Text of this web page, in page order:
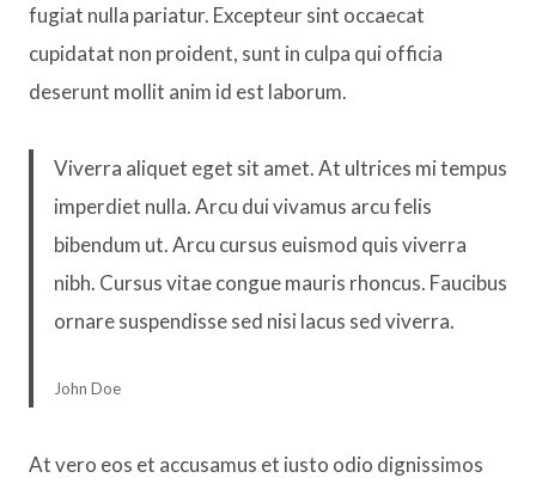
fugiat nulla pariatur. Excepteur sint occaecat
cupidatat non proident, sunt in culpa qui officia
deserunt mollit anim id est laborum.
Viverra aliquet eget sit amet. At ultrices mi tempus
imperdiet nulla. Arcu dui vivamus arcu felis
bibendum ut. Arcu cursus euismod quis viverra
nibh. Cursus vitae congue mauris rhoncus. Faucibus
ornare suspendisse sed nisi lacus sed viverra.
John Doe
At vero eos et accusamus et iusto odio dignissimos